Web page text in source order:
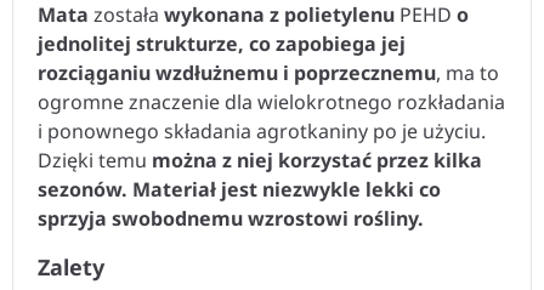
Mata została wykonana z polietylenu PEHD o
jednolitej strukturze, co zapobiega jej
rozciąganiu wzdłużnemu i poprzecznemu, ma to
ogromne znaczenie dla wielokrotnego rozkładania
i ponownego składania agrotkaniny po je użyciu.
Dzięki temu można z niej korzystać przez kilka
sezonów. Materiał jest niezwykle lekki co
sprzyja swobodnemu wzrostowi rośliny.
Zalety